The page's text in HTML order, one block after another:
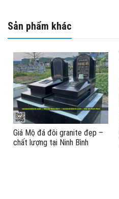
Sản phẩm khác
Giá Mộ đá đôi granite đẹp –
chất lượng tại Ninh Bình